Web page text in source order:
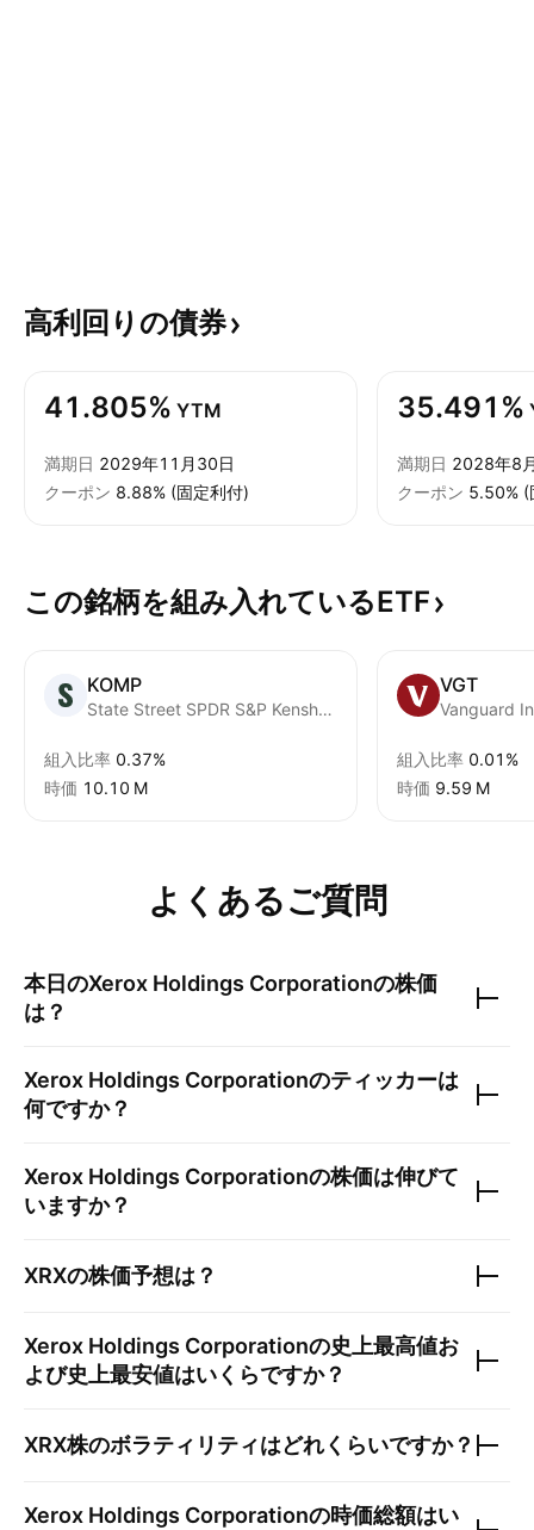
高利回りの債券
41.805% YTM
満期日 2029年11月30日
クーポン 8.88% (固定利付)
35.491%
満期日 2028年8
クーポン 5.50% (
この銘柄を組み入れているETF
KOMP
State Street SPDR S&P Kensho New Economies Composite ETF
組入比率 0.37%
時価 ‪10.10 M‬
VGT
組入比率 0.01%
時価 ‪9.59 M‬
よくあるご質問
本日のXerox Holdings Corporationの株価
は？
Xerox Holdings Corporationのティッカーは
何ですか？
Xerox Holdings Corporationの株価は伸びて
いますか？
XRXの株価予想は？
Xerox Holdings Corporationの史上最高値お
よび史上最安値はいくらですか？
XRX株のボラティリティはどれくらいですか？
Xerox Holdings Corporationの時価総額はい